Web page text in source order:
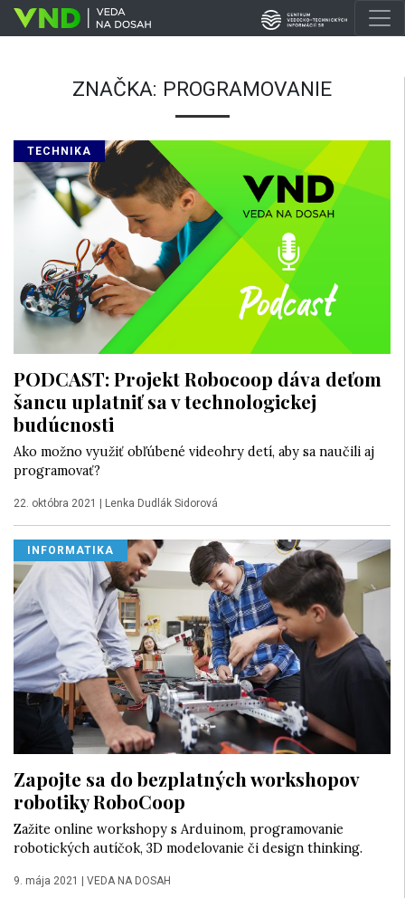
ZNAČKA: PROGRAMOVANIE
TECHNIKA
PODCAST: Projekt Robocoop dáva deťom
šancu uplatniť sa v technologickej
budúcnosti
Ako možno využiť obľúbené videohry detí, aby sa naučili aj
programovať?
22. októbra 2021 Lenka Dudlák Sidorová
INFORMATIKA
Zapojte sa do bezplatných workshopov
robotiky RoboCoop
Zažite online workshopy s Arduinom, programovanie
robotických autíčok, 3D modelovanie či design thinking.
9. mája 2021 | VEDA NA DOSAH